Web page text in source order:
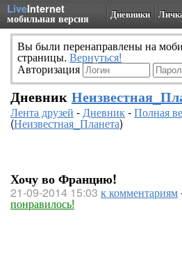
LiveInternet
мобильная версия Дневники
Вы были перенаправлены на
страницы. Вернуться!
Авторизация
Дневник
Лента друзей -Дневник-Полная
(Неизвестная_Планета)
Хочу во Францию!
21-09-2014 15:03 к комментариям
понравилось!